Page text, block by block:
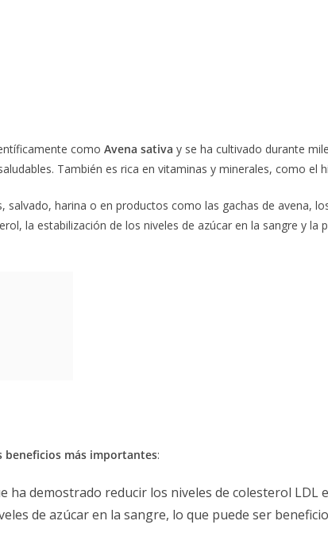
como Avena sativa y se ha cultivado durante
También es rica en vitaminas y minerales, como el
salvado, harina o en productos como las gachas de avena,
la estabilización de los niveles de azúcar en la sangre y la
beneficios más importantes:
demostrado reducir los niveles de colesterol LDL
de azúcar en la sangre, lo que puede ser